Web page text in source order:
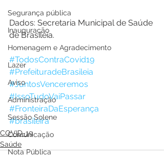
Segurança pública
Inauguração
Homenagem e Agradecimento
Lazer
Aviso
Administração
Sessão Solene
Comunicação
Nota Pública
Dados: Secretaria Municipal de Saúde
de Brasiléia.
#TodosContraCovid19
#PrefeituradeBrasileia
#JuntosVenceremos
#IssoTudoVaiPassar
#FronteiraDaEsperança
#brasileira
COVID-19
Saúde